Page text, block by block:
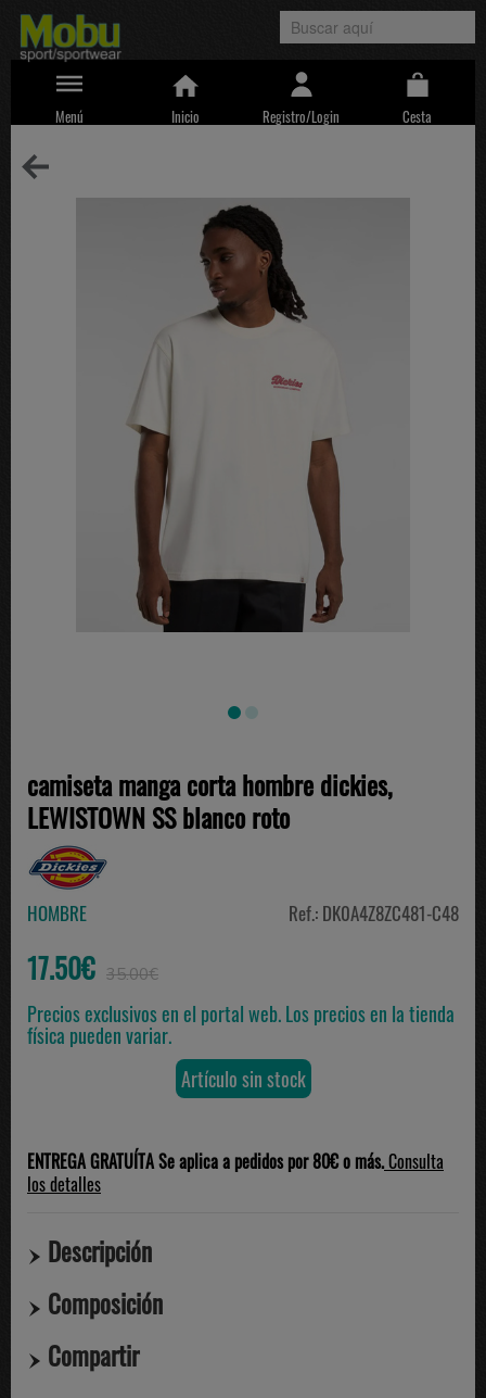
Menú Inicio Registro/Login Cesta
camiseta manga corta hombre dickies,
LEWISTOWN SS blanco roto
HOMBRE Ref.: DK0A4Z8ZC481-C48
17.50€ 35.00€
Precios exclusivos en el portal web. Los precios en la tienda
física pueden variar.
Artículo sin stock
ENTREGA GRATUÍTA Se aplica a pedidos por 80€ o más.Consulta
los detalles
Descripción
Composición
Compartir